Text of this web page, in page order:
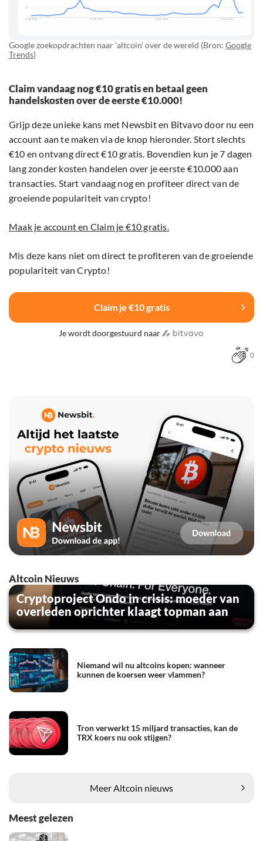
Google zoekopdrachten naar ‘altcoin’ over de wereld (Bron: Google
Trends)
Claim vandaag nog €10 gratis en betaal geen
handelskosten over de eerste €10.000!
Grijp deze unieke kans met Newsbit en Bitvavo door nu een
account aan te maken via de knop hieronder. Stort slechts
€10 en ontvang direct €10 gratis. Bovendien kun je 7 dagen
lang zonder kosten handelen over je eerste €10.000 aan
transacties. Start vandaag nog en profiteer direct van de
groeiende populariteit van crypto!
Maak je account en Claim je €10 gratis.
Mis deze kans niet om direct te profiteren van de groeiende
populariteit van Crypto!
Claim je €10 gratis
Je wordt doorgestuurd naar
0
Altcoin Nieuws
Cryptoproject Ondo in crisis: moeder van
overleden oprichter klaagt topman aan
Niemand wil nu altcoins kopen: wanneer
kunnen de koersen weer vlammen?
Tron verwerkt 15 miljard transacties, kan de
TRX koers nu ook stijgen?
Meer Altcoin nieuws
Meest gelezen